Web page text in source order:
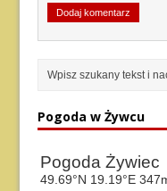
Pogoda w Żywcu